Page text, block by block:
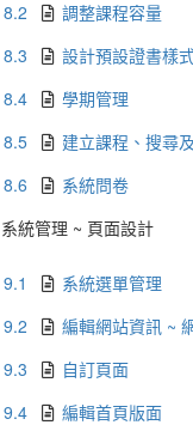
8.2
調整課程容量
8.3
設計預設證書樣
8.4
學期管理
8.5
建立課程、搜尋
8.6
系統問卷
系統管理 ~ 頁面設計
9.1
系統選單管理
9.2
編輯網站資訊 ~
9.3
自訂頁面
9.4
編輯首頁版面